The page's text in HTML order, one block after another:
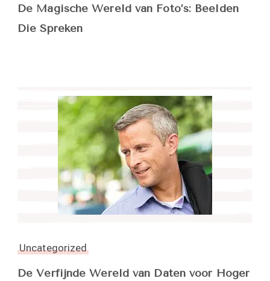
De Magische Wereld van Foto’s: Beelden
Die Spreken
Uncategorized
De Verfijnde Wereld van Daten voor Hoger